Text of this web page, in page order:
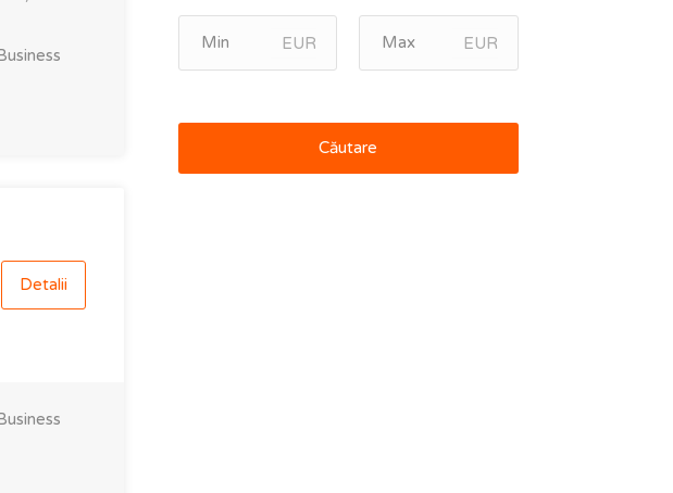
Detalii
EUR EUR
Căutare